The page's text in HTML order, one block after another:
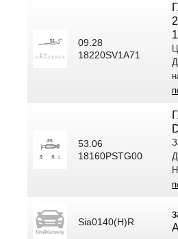
09.28
18220SV1A71
53.06
18160PSTG00
Sia0140(H)R